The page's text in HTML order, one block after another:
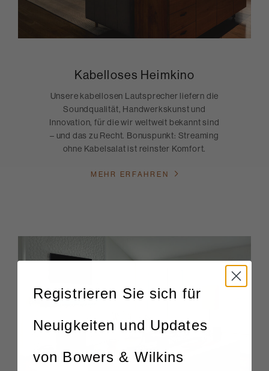
Kabelloses Heimkino
Unsere kabellosen Lautsprecher liefern die
Soundqualität, Handwerkskunst und
Innovation, für die wir weltweit bekannt sind
– und das zu Recht. Bonuspunkt: Streaming
ohne Kabelsalat ist reinster Komfort.
MEHR ERFAHREN
Registrieren Sie sich für
Neuigkeiten und Updates
von Bowers & Wilkins